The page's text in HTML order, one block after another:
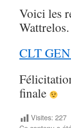
Voici les
Wattrelos.
CLT
finale
Visites: 227